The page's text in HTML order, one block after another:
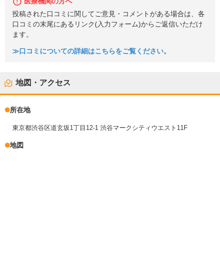
投稿された口コミに関してご意見・コメントがある場合は、各
口コミの末尾にあるリンク(入力フォーム)からご返信いただけ
ます。
≫口コミについての詳細はこちらをご覧ください。
地図・アクセス
所在地
東京都渋谷区道玄坂1丁目12-1 渋谷マークシティウエスト11F
地図